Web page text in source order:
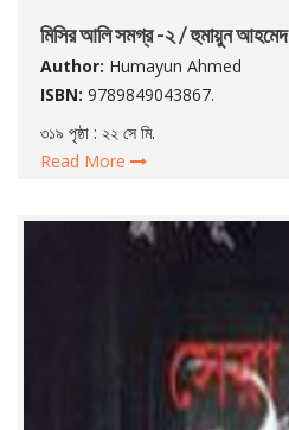
মিসির আলি সমগ্র -২ / হুমায়ুন আহমেদ
Author: Humayun Ahmed
ISBN: 9789849043867.
৩১৯ পৃষ্ঠা : ২২ সে মি.
Read More